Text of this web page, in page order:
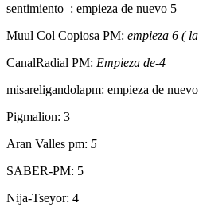
sentimiento_: empieza de nuevo 5
Muul Col Copiosa PM: empieza 6 (
CanalRadial PM: Empieza de-4
misareligandolapm: empieza de
Pigmalion: 3
Aran Valles pm: 5
SABER-PM: 5
Nija-Tseyor: 4